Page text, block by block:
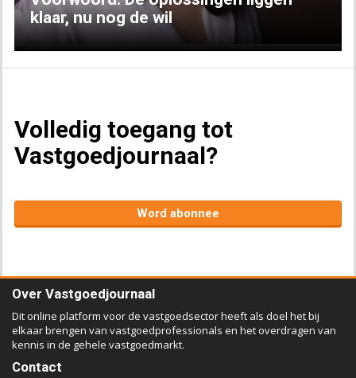
klaar, nu nog de wil
Volledig toegang tot
Vastgoedjournaal?
Word abonnee
Over Vastgoedjournaal
Dit online platform voor de vastgoedsector heeft als doel het bij
elkaar brengen van vastgoedprofessionals en het overdragen van
kennis in de gehele vastgoedmarkt.
Contact